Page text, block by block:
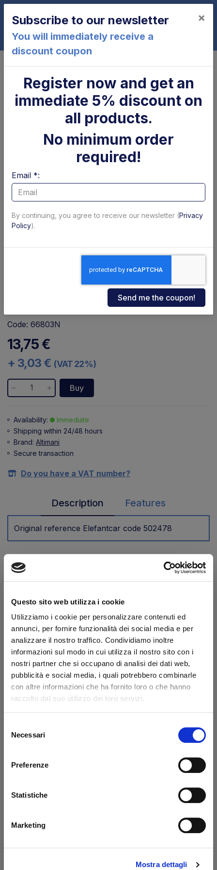
Questo sito web utilizza i cookie
Utilizziamo i cookie per personalizzare contenuti ed
annunci, per fornire funzionalità dei social media e per
analizzare il nostro traffico. Condividiamo inoltre
informazioni sul modo in cui utilizza il nostro sito con i
nostri partner che si occupano di analisi dei dati web,
pubblicità e social media, i quali potrebbero combinarle
con altre informazioni che ha fornito loro o che hanno
raccolto dal suo utilizzo dei loro servizi.
delNecessari
Preferenze
Statistiche
Marketing
Mostra dettagli
0
Retractable Platform Cylindrical
Roller 30x25mm Altimani
Code: 66803N
13,75 €
+ 3,03 € (VAT 22%)
Buy
Availability:
Immediate
Shipping within 24/48 hours
Brand: Altimani
Secure transaction
Do you have a VAT number?
Description Features
Original reference Elefantcar code 502478
You may be interested
Rubber stop
Elefantcar
Code: 66401E
Available
What they say about us
Subscribe to our newsletter
You will immediately receive a
discount coupon
×
Register now and get an
immediate 5% discount on
all products.
No minimum order
required!
Email *:
By continuing, you agree to receive our newsletter (Privacy
Policy).